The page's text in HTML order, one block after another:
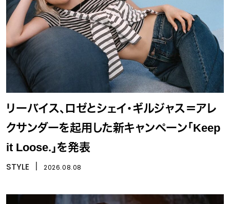
リーバイス、ロゼとシェイ・ギルジャス＝アレ
クサンダーを起用した新キャンペーン「Keep
it Loose.」を発表
STYLE 2026.08.08